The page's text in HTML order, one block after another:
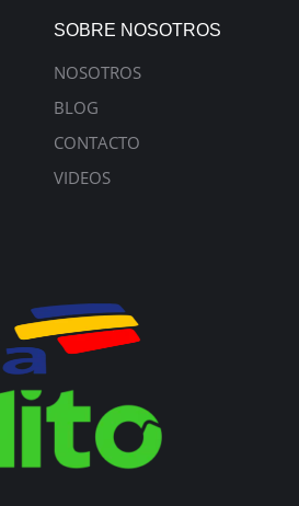
SOBRE NOSOTROS
NOSOTROS
BLOG
CONTACTO
VIDEOS